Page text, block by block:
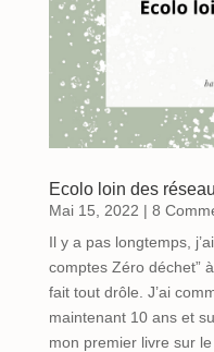
Ecolo loin des
Mai 15, 2022 | 8
Il y a pas longtemps,
comptes Zéro déchet”
fait tout drôle. J’ai
maintenant 10 ans et
mon premier livre sur le